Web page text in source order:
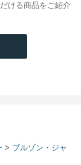
ける商品をご紹介
> ブルゾン・ジャ